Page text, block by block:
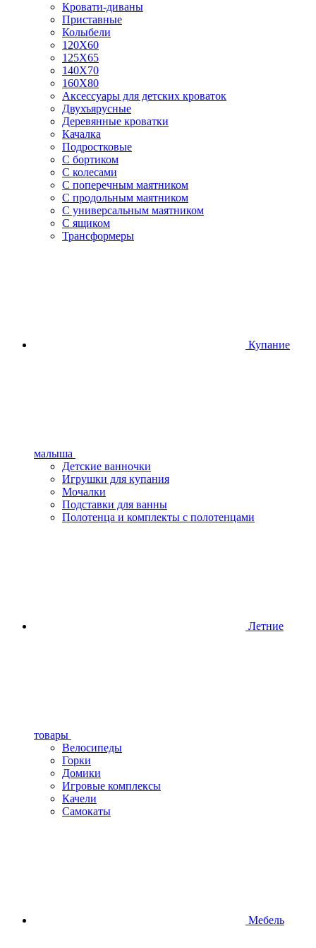
Кровати-диваны
Приставные
Колыбели
120Х60
125X65
140Х70
160Х80
Аксессуары для детских кроваток
Двухъярусные
Деревянные кроватки
Качалка
Подростковые
С бортиком
С колесами
С поперечным маятником
С продольным маятником
С универсальным маятником
С ящиком
Трансформеры
Купание
малыша
Детские ванночки
Игрушки для купания
Мочалки
Подставки для ванны
Полотенца и комплекты с полотенцами
Летние
товары
Велосипеды
Горки
Домики
Игровые комплексы
Качели
Самокаты
Мебель